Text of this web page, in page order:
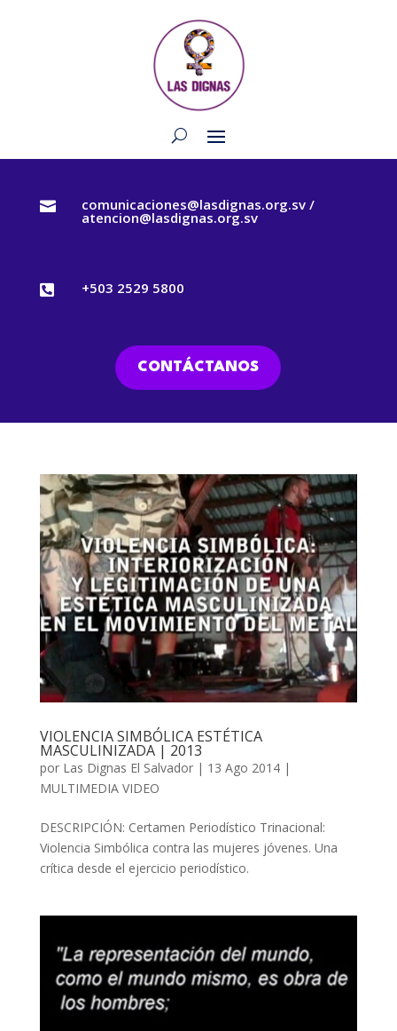
 comunicaciones@lasdignas.org.sv /
atencion@lasdignas.org.sv
 +503 2529 5800
CONTÁCTANOS
VIOLENCIA SIMBÓLICA ESTÉTICA
MASCULINIZADA | 2013
por Las Dignas El Salvador| 13 Ago 2014|
MULTIMEDIA VIDEO
DESCRIPCIÓN: Certamen Periodístico Trinacional:
Violencia Simbólica contra las mujeres jóvenes. Una
crítica desde el ejercicio periodístico.